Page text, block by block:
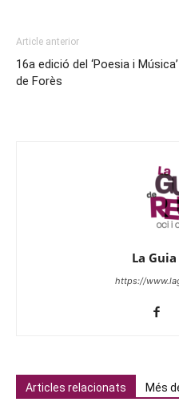
Article anterior
16a edició del ‘Poesia i Música’
de Forès
La
https://
Articles relacionats Més